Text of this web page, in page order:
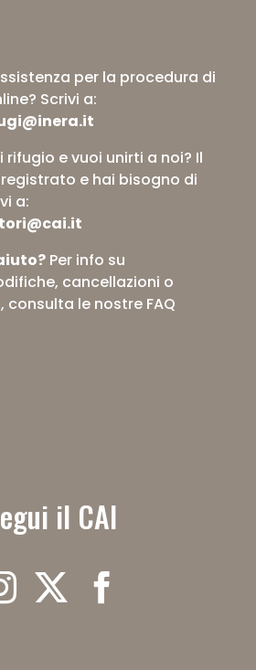
per la procedura di
Scrivi a:
rifugio e vuoi unirti a noi? Il
e hai bisogno di
a:
Per info su
cancellazioni o
consulta le nostre FAQ
il CAI